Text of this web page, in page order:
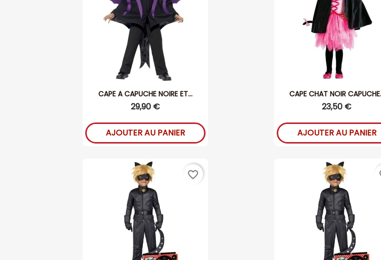
CAPE A CAPUCHE NOIRE ET...
29,90 €
AJOUTER AU PANIER
CAPE CHAT NOIR
23,50 €
AJOUTER AU PANIER
favorite_border